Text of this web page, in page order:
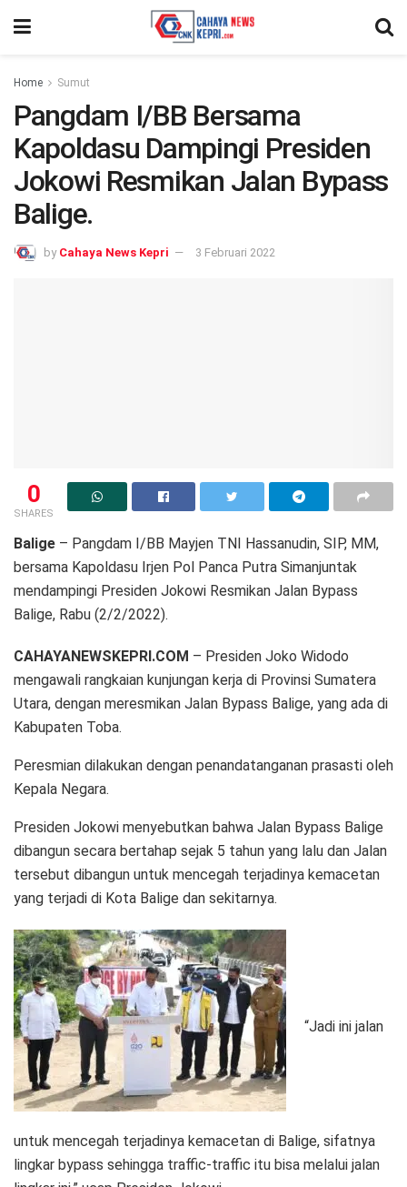
Home Sumut
Pangdam I/BB Bersama
Kapoldasu Dampingi Presiden
Jokowi Resmikan Jalan Bypass
Balige.
by Cahaya News Kepri 3 Februari 2022
0
SHARES
Balige – Pangdam I/BB Mayjen TNI Hassanudin, SIP, MM,
bersama Kapoldasu Irjen Pol Panca Putra Simanjuntak
mendampingi Presiden Jokowi Resmikan Jalan Bypass
Balige, Rabu (2/2/2022).
CAHAYANEWSKEPRI.COM – Presiden Joko Widodo
mengawali rangkaian kunjungan kerja di Provinsi Sumatera
Utara, dengan meresmikan Jalan Bypass Balige, yang ada di
Kabupaten Toba.
Peresmian dilakukan dengan penandatanganan prasasti oleh
Kepala Negara.
Presiden Jokowi menyebutkan bahwa Jalan Bypass Balige
dibangun secara bertahap sejak 5 tahun yang lalu dan Jalan
tersebut dibangun untuk mencegah terjadinya kemacetan
yang terjadi di Kota Balige dan sekitarnya.
“Jadi ini jalan
untuk mencegah terjadinya kemacetan di Balige, sifatnya
lingkar bypass sehingga traffic-traffic itu bisa melalui jalan